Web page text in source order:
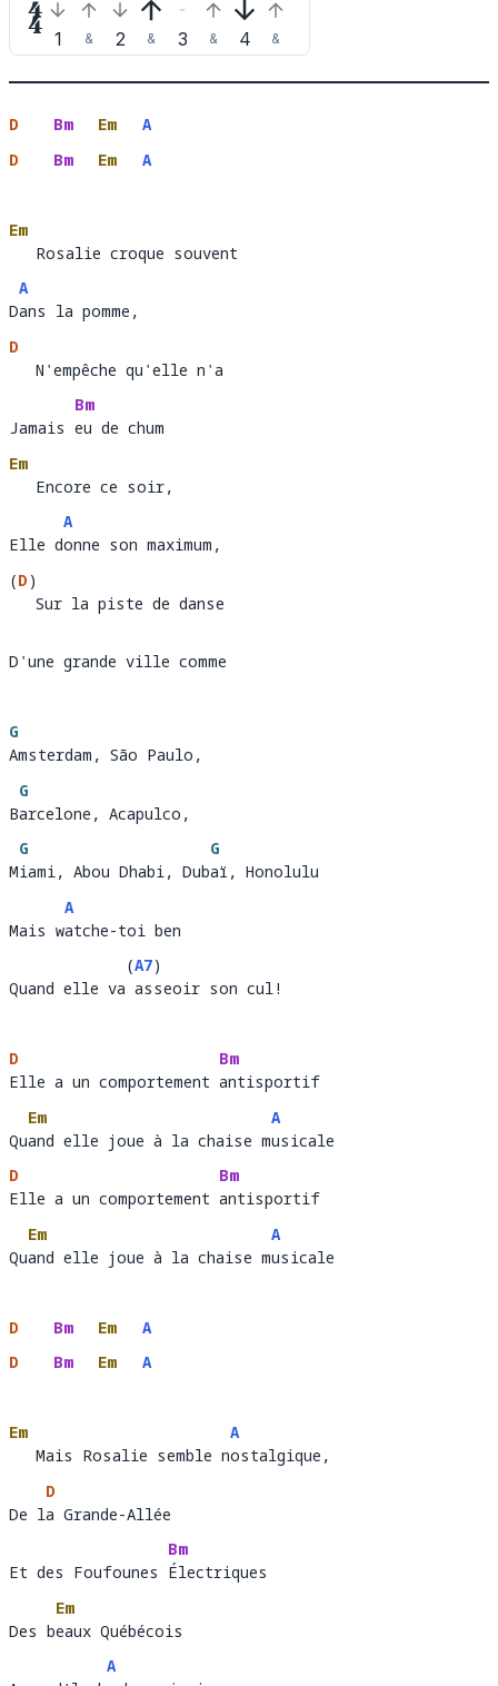
 1 & 2 & 3 & 4 &
D Bm Em
A
D
Bm Em A
Em
   Rosalie croque souvent
   Rosalie croque souvent
D
A
ans l
Dans la pomme,
D
   N'empêche qu'elle n'
   N'empêche qu'elle n'a
Jamais
Bm
eu
Jamais eu de chum
Em
   Encore ce soir,
   Encore ce soir,
Elle d
A
onne
Elle donne son maximum,
(D )
Sur la piste de danse
   Sur la piste de danse
D'une grande ville comme
G
Amsterdam, São Paulo
Amsterdam, São Paulo,
B
G
a
Barcelone, Acapulco,
M
G
iami, Abou Dhabi, Dub
G
a
Miami, Abou Dhabi, Dubaï, Honolulu
Mais w
A
atche-toi ben
Mais watche-toi ben
Quand elle va
(A7)
ass
Quand elle va asseoir son cul!
D
Elle a un comportement
Bm
antisportif
Elle a un comportement antisportif
Qu
Em
and elle joue à la chaise m
A
u
Quand elle joue à la chaise musicale
D
Elle a un comportement
Bm
antisportif
Elle a un comportement antisportif
Qu
Em
and elle joue à la chaise m
A
u
Quand elle joue à la chaise musicale
D Bm Em
A
D
Bm Em A
Em
   Mais Rosalie semble n
A
ostalgique,
   Mais Rosalie semble nostalgique,
De l
D
a Grande-Allée
De la Grande-Allée
Et des Foufounes
Bm
Él
Et des Foufounes Électriques
Des b
Em
eaux Québécois
Des beaux Québécois
A